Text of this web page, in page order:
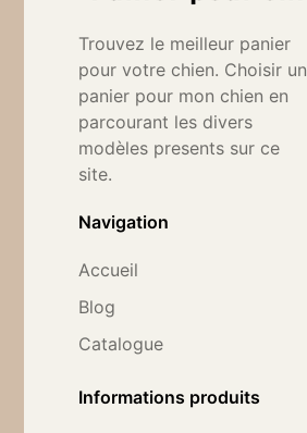
Trouvez le meilleur panier
pour votre chien. Choisir un
panier pour mon chien en
parcourant les divers
modèles presents sur ce
site.
Navigation
Accueil
Blog
Catalogue
Informations produits